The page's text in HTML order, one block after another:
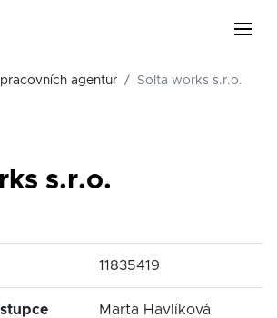
agentur Solta works s.r.o.
s.r.o.
11835419
Marta Havlíková